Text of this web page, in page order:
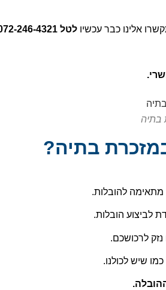
אלינו כבר עכשיו לטל 072-246-4321.
בתיה
בתיה?
מתאימה להובלות.
לביצוע הובלות.
נזק לרכושכם.
שיש לכולנו.